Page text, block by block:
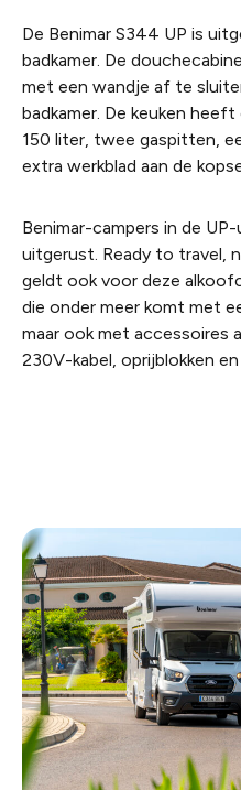
De Benimar S344 UP is
badkamer. De
met een wandje af te
badkamer. De keuken
150 liter, twee gaspitten,
extra werkblad aan de
Benimar-campers in de
uitgerust. Ready to travel,
geldt ook voor deze
die onder meer komt met
maar ook met accessoires
230V-kabel, oprijblokken